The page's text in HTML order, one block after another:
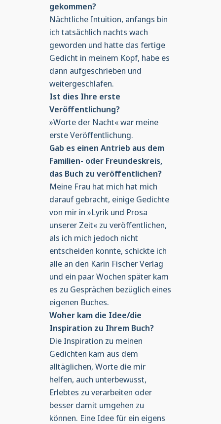
gekommen?
Nächtliche Intuition, anfangs bin
ich tatsächlich nachts wach
geworden und hatte das fertige
Gedicht in meinem Kopf, habe es
dann aufgeschrieben und
weitergeschlafen.
Ist dies Ihre erste
Veröffentlichung?
»Worte der Nacht« war meine
erste Veröffentlichung.
Gab es einen Antrieb aus dem
Familien- oder Freundeskreis,
das Buch zu veröffentlichen?
Meine Frau hat mich hat mich
darauf gebracht, einige Gedichte
von mir in »Lyrik und Prosa
unserer Zeit« zu veröffentlichen,
als ich mich jedoch nicht
entscheiden konnte, schickte ich
alle an den Karin Fischer Verlag
und ein paar Wochen später kam
es zu Gesprächen bezüglich eines
eigenen Buches.
Woher kam die Idee/die
Inspiration zu Ihrem Buch?
Die Inspiration zu meinen
Gedichten kam aus dem
alltäglichen, Worte die mir
helfen, auch unterbewusst,
Erlebtes zu verarbeiten oder
besser damit umgehen zu
können. Eine Idee für ein eigens